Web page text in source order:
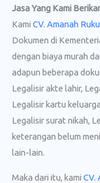
Jasa Yang Kami
Kami CV. Amanah
Dokumen di
dengan biaya murah
adapun beberapa
Legalisir akte lahir,
Legalisir kartu
Legalisir surat nikah,
keterangan belum
lain-lain.
Maka dari itu, kami CV.